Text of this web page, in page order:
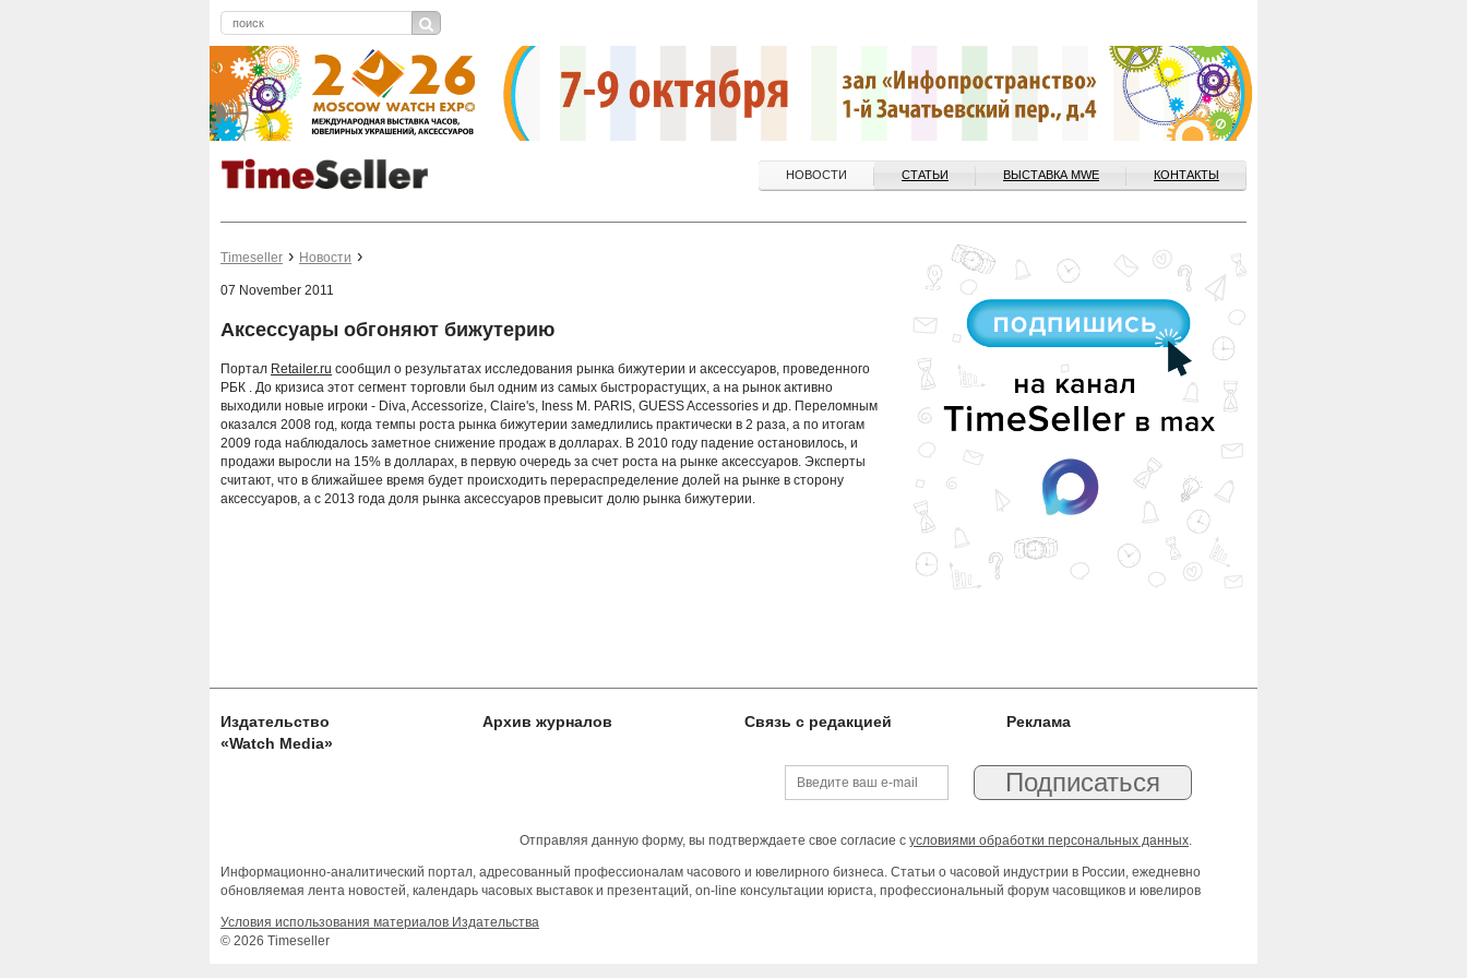
НОВОСТИ СТАТЬИ ВЫСТАВКА MWE КОНТАКТЫ
Timeseller Новости
07 November 2011
Аксессуары обгоняют бижутерию
Портал Retailer.ru сообщил о результатах исследования рынка бижутерии и аксессуаров, проведенного
РБК . До кризиса этот сегмент торговли был одним из самых быстрорастущих, а на рынок активно
выходили новые игроки - Diva, Accessorize, Claire's, Iness M. PARIS, GUESS Accessories и др. Переломным
оказался 2008 год, когда темпы роста рынка бижутерии замедлились практически в 2 раза, а по итогам
2009 года наблюдалось заметное снижение продаж в долларах. В 2010 году падение остановилось, и
продажи выросли на 15% в долларах, в первую очередь за счет роста на рынке аксессуаров. Эксперты
считают, что в ближайшее время будет происходить перераспределение долей на рынке в сторону
аксессуаров, а с 2013 года доля рынка аксессуаров превысит долю рынка бижутерии.
Издательство
«Watch Media»
Архив журналов Связь с редакцией Реклама
Отправляя данную форму, вы подтверждаете свое согласие с условиями обработки персональных данных.
Информационно-аналитический портал, адресованный профессионалам часового и ювелирного бизнеса. Статьи о часовой индустрии в России, ежедневно
обновляемая лента новостей, календарь часовых выставок и презентаций, on-line консультации юриста, профессиональный форум часовщиков и ювелиров
Условия использования материалов Издательства
© 2026 Timeseller